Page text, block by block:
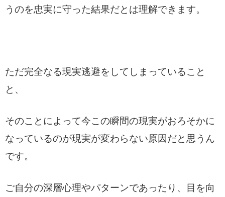
うのを忠実に守った結果だとは理解できます。
ただ完全なる現実逃避をしてしまっていること
と、
そのことによって今この瞬間の現実がおろそかに
なっているのが現実が変わらない原因だと思うん
です。
ご自分の深層心理やパターンであったり、目を向